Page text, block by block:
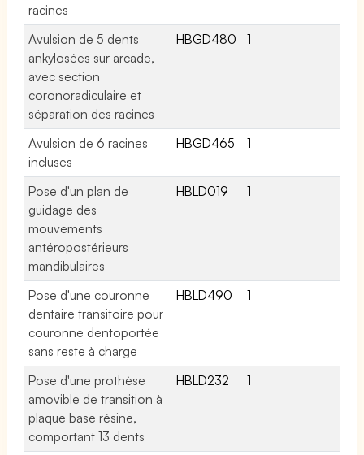
racines
Avulsion de 5 dents
ankylosées sur arcade,
avec section
coronoradiculaire et
séparation des racines
HBGD480 1
Avulsion de 6 racines
incluses
HBGD465 1
Pose d'un plan de
guidage des
mouvements
antéropostérieurs
mandibulaires
HBLD019 1
Pose d'une couronne
dentaire transitoire pour
couronne dentoportée
sans reste à charge
HBLD490 1
Pose d'une prothèse
amovible de transition à
plaque base résine,
comportant 13 dents
HBLD232 1